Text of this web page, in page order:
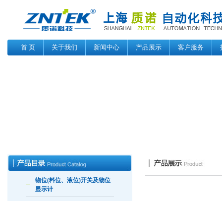
首 页 关于我们 新闻中心 产品展示 客户服务
物位(料位、液位)开关及物位
显示计